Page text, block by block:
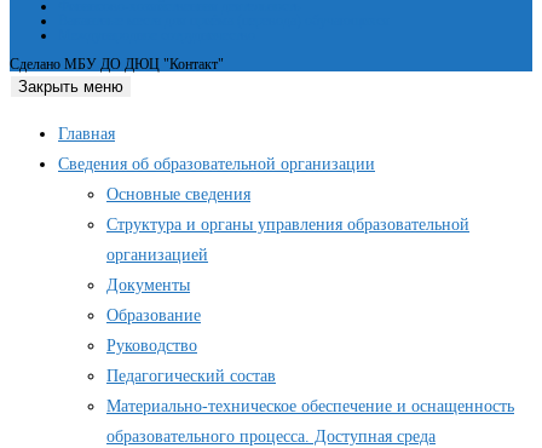
Сделано МБУ ДО ДЮЦ "Контакт"
Закрыть меню
Главная
Сведения об образовательной организации
Основные сведения
Структура и органы управления образовательной
организацией
Документы
Образование
Руководство
Педагогический состав
Материально-техническое обеспечение и оснащенность
образовательного процесса. Доступная среда